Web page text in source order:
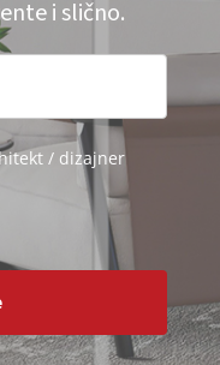
i slično.
/ dizajner